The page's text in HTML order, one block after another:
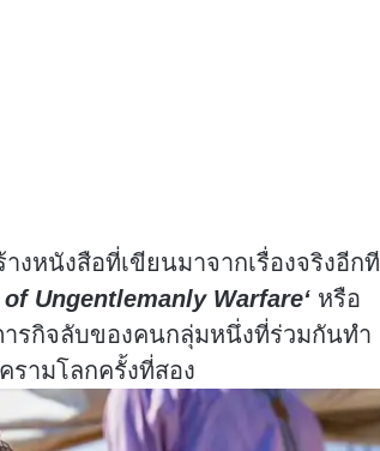
างหนังสือที่เขียนมาจากเรื่องจริงอีกที
Ungentlemanly Warfare‘ หรือ
รกิจลับของคนกลุ่มหนึ่งที่ร่วมกันทำ
รามโลกครั้งที่สอง